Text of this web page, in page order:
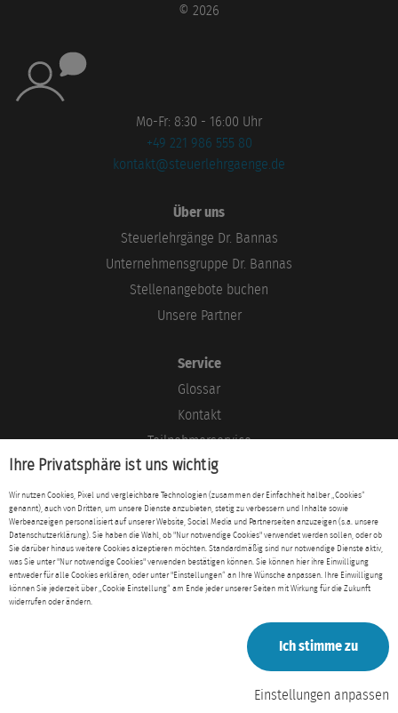
© 2026
Mo-Fr: 8:30 - 16:00 Uhr
+49 221 986 555 80
kontakt@steuerlehrgaenge.de
Über uns
Steuerlehrgänge Dr. Bannas
Unternehmensgruppe Dr. Bannas
Stellenangebote buchen
Unsere Partner
Service
Glossar
Kontakt
Teilnehmerservice
Blog
Rechtliches
Impressum
Datenschutz
AGB
Ihre Privatsphäre ist uns wichtig
Wir nutzen Cookies, Pixel und vergleichbare Technologien (zusammen der Einfachheit halber „Cookies“
genannt), auch von Dritten, um unsere Dienste anzubieten, stetig zu verbessern und Inhalte sowie
Werbeanzeigen personalisiert auf unserer Website, Social Media und Partnerseiten anzuzeigen (s.a. unsere
Datenschutzerklärung). Sie haben die Wahl, ob "Nur notwendige Cookies" verwendet werden sollen, oder ob
Sie darüber hinaus weitere Cookies akzeptieren möchten. Standardmäßig sind nur notwendige Dienste aktiv,
was Sie unter "Nur notwendige Cookies" verwenden bestätigen können. Sie können hier ihre Einwilligung
entweder für alle Cookies erklären, oder unter "Einstellungen“ an Ihre Wünsche anpassen. Ihre Einwilligung
können Sie jederzeit über „Cookie Einstellung“ am Ende jeder unserer Seiten mit Wirkung für die Zukunft
widerrufen oder ändern.
Ich stimme zu
Einstellungen anpassen